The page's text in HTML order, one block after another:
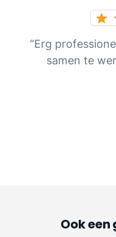
“Erg
samen te
Ook